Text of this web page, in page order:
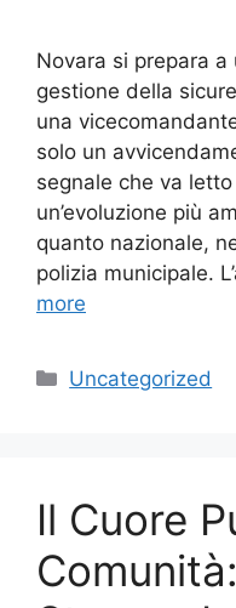
Novara si prepara
gestione della
una
solo un
segnale che va
un’evoluzione più
quanto nazionale,
polizia municipale.
more
Categories
Uncategorized
Il Cuore